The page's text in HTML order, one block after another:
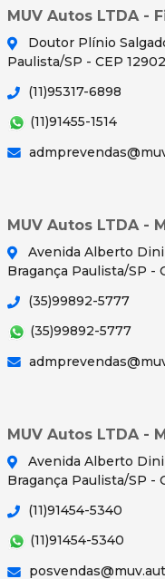
MUV Autos LTDA -
Doutor Plínio
Paulista/SP - CEP
(11)95317-6898
(11)91455-1514
MUV Autos LTDA -
Avenida Alberto
Bragança Paulista/SP -
(35)99892-5777
(35)99892-5777
MUV Autos LTDA -
Avenida Alberto
Bragança Paulista/SP -
(11)91454-5340
(11)91454-5340